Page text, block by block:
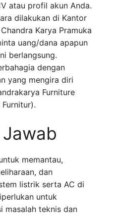
atau profil akun Anda.
dilakukan di Kantor
Karya Pramuka
uang/dana apapun
berlangsung.
dengan
yang mengira diri
Furniture
memantau,
dan
listrik serta AC di
untuk
masalah teknis dan